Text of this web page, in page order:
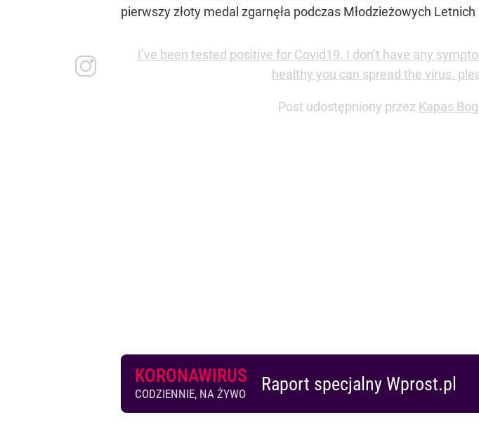
pierwszy złoty medal zgarnęła podczas Młodzieżowych
I’ve been tested positive for Covid19. I don’t have any
healthy you can spread the virus.
Post udostępniony przez Kapas
KORONAWIRUS
CODZIENNIE, NA ŻYWO Raport specjalny Wprost.pl